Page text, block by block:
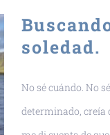
soledad.
No sé cuándo. No
determinado, creía